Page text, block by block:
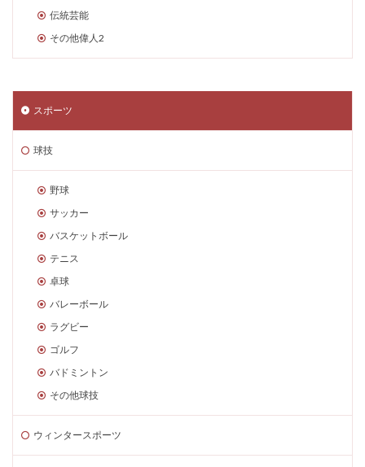
伝統芸能
その他偉人2
スポーツ
球技
野球
サッカー
バスケットボール
テニス
卓球
バレーボール
ラグビー
ゴルフ
バドミントン
その他球技
ウィンタースポーツ